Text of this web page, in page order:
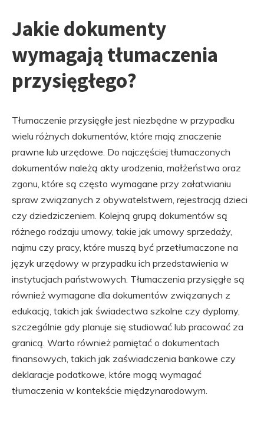
Jakie dokumenty
wymagają tłumaczenia
przysięgłego?
Tłumaczenie przysięgłe jest niezbędne w przypadku
wielu różnych dokumentów, które mają znaczenie
prawne lub urzędowe. Do najczęściej tłumaczonych
dokumentów należą akty urodzenia, małżeństwa oraz
zgonu, które są często wymagane przy załatwianiu
spraw związanych z obywatelstwem, rejestracją dzieci
czy dziedziczeniem. Kolejną grupą dokumentów są
różnego rodzaju umowy, takie jak umowy sprzedaży,
najmu czy pracy, które muszą być przetłumaczone na
język urzędowy w przypadku ich przedstawienia w
instytucjach państwowych. Tłumaczenia przysięgłe są
również wymagane dla dokumentów związanych z
edukacją, takich jak świadectwa szkolne czy dyplomy,
szczególnie gdy planuje się studiować lub pracować za
granicą. Warto również pamiętać o dokumentach
finansowych, takich jak zaświadczenia bankowe czy
deklaracje podatkowe, które mogą wymagać
tłumaczenia w kontekście międzynarodowym.